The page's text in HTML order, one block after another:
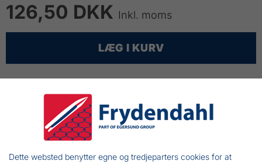
126,50 DKK Inkl. moms
LÆG I KURV
Fisketejne Lille,
længde 3,5mtr 12 indgange/Rame 20cm x 28cm/14 mm
masker
Dette websted benytter egne og tredjeparters cookies for at